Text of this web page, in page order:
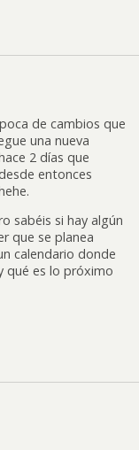
de cambios que
una nueva
2 días que
entonces
sabéis si hay algún
que se planea
calendario donde
qué es lo próximo